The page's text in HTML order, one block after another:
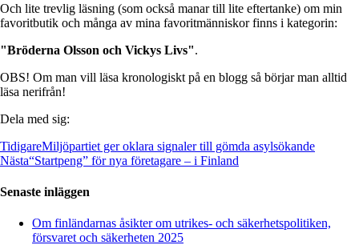
Och lite trevlig läsning (som också manar till lite eftertanke) om min
favoritbutik och många av mina favoritmänniskor finns i kategorin:
"Bröderna Olsson och Vickys Livs".
OBS! Om man vill läsa kronologiskt på en blogg så börjar man alltid
läsa nerifrån!
Dela med sig:
TidigareMiljöpartiet ger oklara signaler till gömda asylsökande
Nästa“Startpeng” för nya företagare – i Finland
Senaste inläggen
Om finländarnas åsikter om utrikes- och säkerhetspolitiken,
försvaret och säkerheten 2025